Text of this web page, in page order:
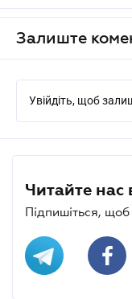
Залиште
Увійдіть, щоб
Читайте
Підпишіться, щоб